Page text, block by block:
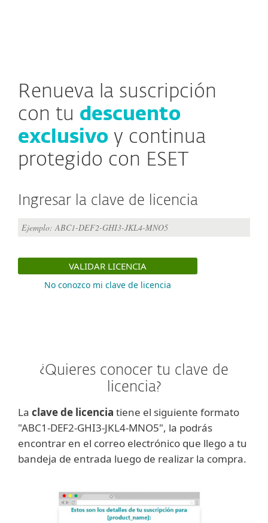
Renueva la suscripción
con tu descuento
exclusivo y continua
protegido con ESET
Ingresar la clave de licencia
No conozco mi clave de licencia
¿Quieres conocer tu clave de
licencia?
La clave de licencia tiene el siguiente formato
"ABC1-DEF2-GHI3-JKL4-MNO5", la podrás
encontrar en el correo electrónico que llego a tu
bandeja de entrada luego de realizar la compra.